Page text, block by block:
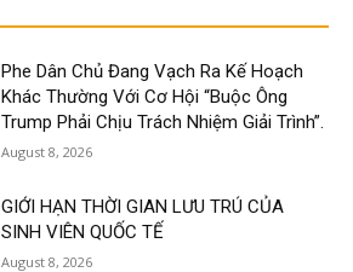
Phe Dân Chủ Đang Vạch Ra Kế Hoạch
Khác Thường Với Cơ Hội “Buộc Ông
Trump Phải Chịu Trách Nhiệm Giải Trình”.
August 8, 2026
GIỚI HẠN THỜI GIAN LƯU TRÚ CỦA
SINH VIÊN QUỐC TẾ
August 8, 2026